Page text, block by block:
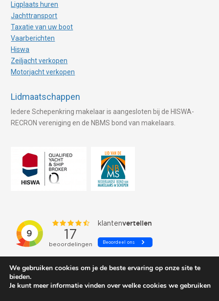
Ligplaats huren
Jachttransport
Taxatie van uw boot
Vaarberichten
Hiswa
Zeiljacht verkopen
Motorjacht verkopen
Lidmaatschappen
Iedere Schepenkring makelaar is aangesloten bij de HISWA-
RECRON vereniging en de NBMS bond van makelaars.
We gebruiken cookies om je de beste ervaring op onze site te
bieden.
Je kunt meer informatie vinden over welke cookies we gebruiken